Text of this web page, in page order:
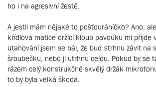
ho i na agresivní žestě.
A jestli mám nějaké to pošťouráníčko? Ano,
křídlová matice držící kloub pavouku mi přijde
utahování jsem se bál, že buď strhnu závit na
šroubečku, nebo ji utrhnu celou. Pokud by se
rázem celý konstrukčně skvělý držák
to by byla velká škoda.